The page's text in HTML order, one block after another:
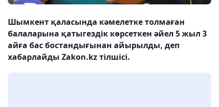
Шымкент қаласында кәмелетке толмаған
балаларына қатыгездік көрсеткен әйел 5 жыл 3
айға бас бостандығынан айырылды, деп
хабарлайды Zakon.kz тілшісі.